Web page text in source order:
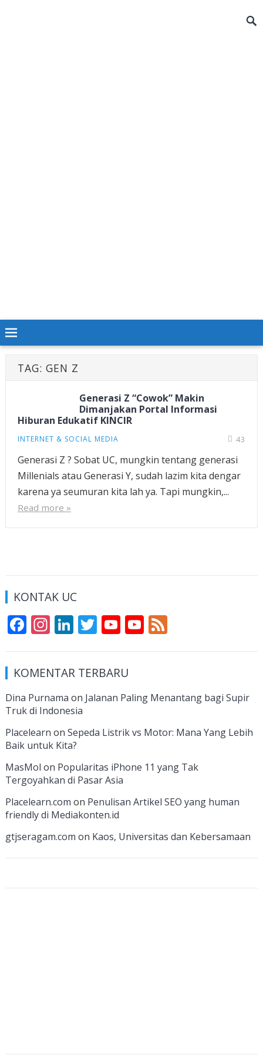
TAG: GEN Z
Generasi Z “Cowok” Makin
Dimanjakan Portal Informasi
Hiburan Edukatif KINCIR
INTERNET & SOCIAL MEDIA 43
Generasi Z ? Sobat UC, mungkin tentang generasi
Millenials atau Generasi Y, sudah lazim kita dengar
karena ya seumuran kita lah ya. Tapi mungkin,...
Read more »
KONTAK UC
F
e
b
o
o
k
In
a
gr
a
m
Li
k
e
dI
n
T
itt
er
Y
u
T
u
e
Y
u
e
h
a
n
n
F
KOMENTAR TERBARU
Dina Purnama on Jalanan Paling Menantang bagi Supir
Truk di Indonesia
Placelearn on Sepeda Listrik vs Motor: Mana Yang Lebih
Baik untuk Kita?
MasMol on Popularitas iPhone 11 yang Tak
Tergoyahkan di Pasar Asia
Placelearn.com on Penulisan Artikel SEO yang human
friendly di Mediakonten.id
gtjseragam.com on Kaos, Universitas dan Kebersamaan